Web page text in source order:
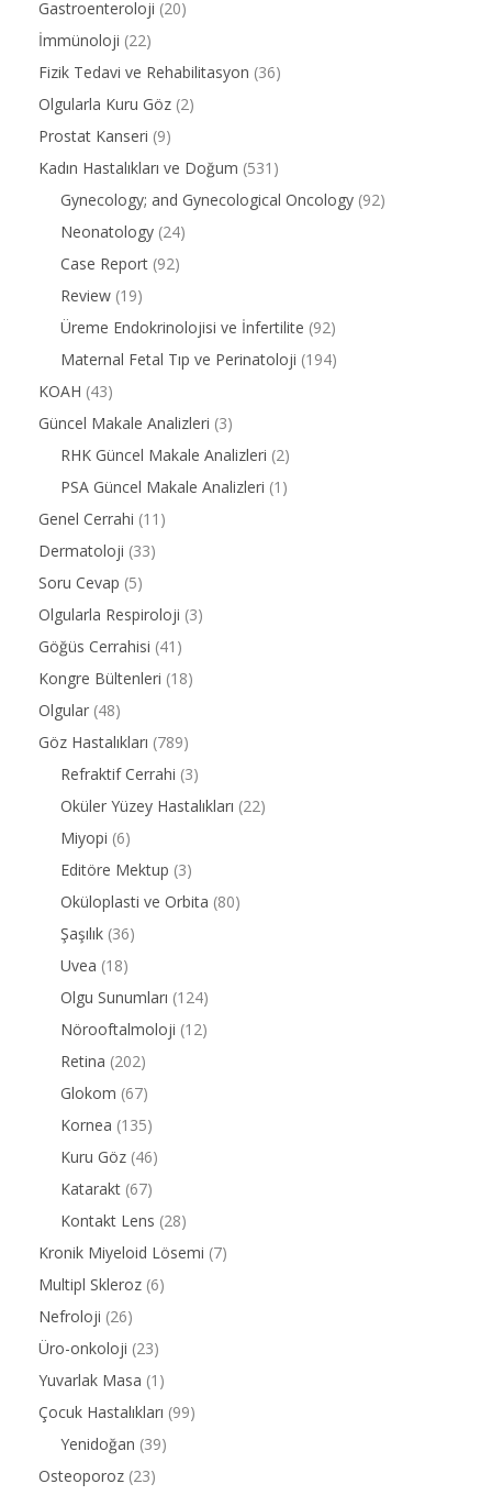
Gastroenteroloji (20)
İmmünoloji (22)
Fizik Tedavi ve Rehabilitasyon (36)
Olgularla Kuru Göz (2)
Prostat Kanseri (9)
Kadın Hastalıkları ve Doğum (531)
Gynecology; and Gynecological Oncology (92)
Neonatology (24)
Case Report (92)
Review (19)
Üreme Endokrinolojisi ve İnfertilite (92)
Maternal Fetal Tıp ve Perinatoloji (194)
KOAH (43)
Güncel Makale Analizleri (3)
RHK Güncel Makale Analizleri (2)
PSA Güncel Makale Analizleri (1)
Genel Cerrahi (11)
Dermatoloji (33)
Soru Cevap (5)
Olgularla Respiroloji (3)
Göğüs Cerrahisi (41)
Kongre Bültenleri (18)
Olgular (48)
Göz Hastalıkları (789)
Refraktif Cerrahi (3)
Oküler Yüzey Hastalıkları (22)
Miyopi (6)
Editöre Mektup (3)
Oküloplasti ve Orbita (80)
Şaşılık (36)
Uvea (18)
Olgu Sunumları (124)
Nörooftalmoloji (12)
Retina (202)
Glokom (67)
Kornea (135)
Kuru Göz (46)
Katarakt (67)
Kontakt Lens (28)
Kronik Miyeloid Lösemi (7)
Multipl Skleroz (6)
Nefroloji (26)
Üro-onkoloji (23)
Yuvarlak Masa (1)
Çocuk Hastalıkları (99)
Yenidoğan (39)
Osteoporoz (23)